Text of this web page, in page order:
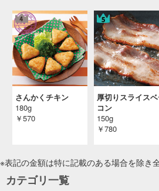
さんかくチキン
180g
￥570
厚切りスライス
コン
150g
￥780
※表記の金額は特に記載のある場合を除き
カテゴリ一覧